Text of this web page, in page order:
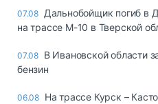
07.08 Дальнобойщик погиб в
на трассе М-10 в Тверской
07.08 В Ивановской области
бензин
06.08 На трассе Курск –